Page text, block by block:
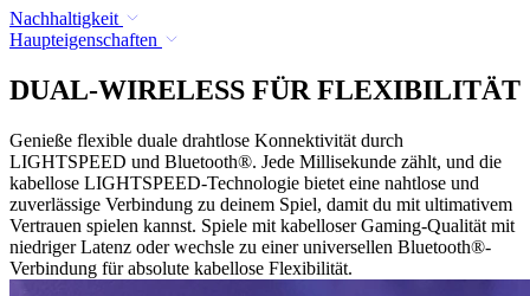
Nachhaltigkeit
Haupteigenschaften
DUAL-WIRELESS FÜR FLEXIBILITÄT
Genieße flexible duale drahtlose Konnektivität durch
LIGHTSPEED und Bluetooth®. Jede Millisekunde zählt, und die
kabellose LIGHTSPEED-Technologie bietet eine nahtlose und
zuverlässige Verbindung zu deinem Spiel, damit du mit ultimativem
Vertrauen spielen kannst. Spiele mit kabelloser Gaming-Qualität mit
niedriger Latenz oder wechsle zu einer universellen Bluetooth®-
Verbindung für absolute kabellose Flexibilität.